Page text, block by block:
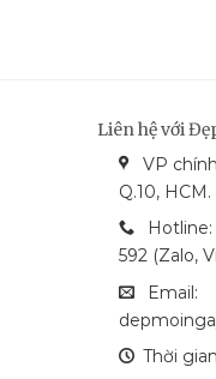
Liên hệ với
VP
Q.10, HCM.
Hotline:
592 (Zalo,
Email:
Thời
vietcom_bank